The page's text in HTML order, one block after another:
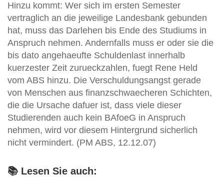
Hinzu kommt: Wer sich im ersten Semester
vertraglich an die jeweilige Landesbank gebunden
hat, muss das Darlehen bis Ende des Studiums in
Anspruch nehmen. Andernfalls muss er oder sie die
bis dato angehaeufte Schuldenlast innerhalb
kuerzester Zeit zurueckzahlen, fuegt Rene Held
vom ABS hinzu. Die Verschuldungsangst gerade
von Menschen aus finanzschwaecheren Schichten,
die die Ursache dafuer ist, dass viele dieser
Studierenden auch kein BAfoeG in Anspruch
nehmen, wird vor diesem Hintergrund sicherlich
nicht vermindert. (PM ABS, 12.12.07)
📚 Lesen Sie auch: